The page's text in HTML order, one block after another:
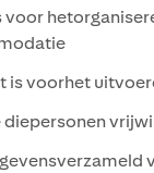
voorhet